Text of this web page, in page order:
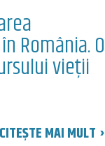
România. O
vieţii
CITEȘTE MAI MULT ›